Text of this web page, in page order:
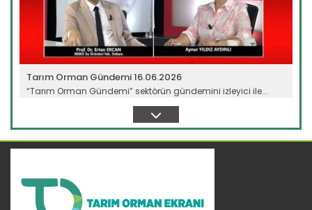
Tarım Orman Gündemi 16.06.2026
“Tarım Orman Gündemi” sektörün gündemini izleyici ile...